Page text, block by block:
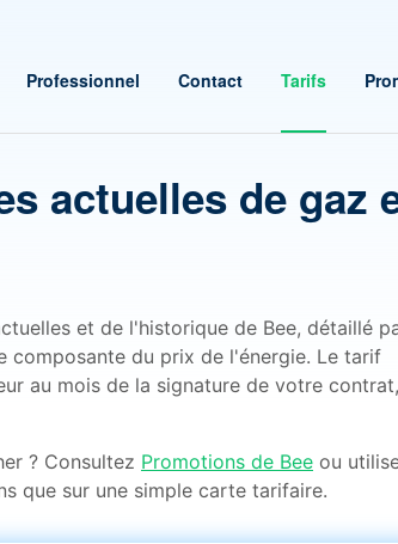
Professionnel Contact Tarifs
actuelles de gaz
et de l'historique de Bee, détaillé
composante du prix de l'énergie. Le tarif
au mois de la signature de votre
? Consultez Promotions de Bee ou
que sur une simple carte tarifaire.